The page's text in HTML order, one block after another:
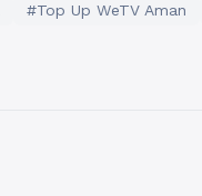
#Top Up WeTV Aman